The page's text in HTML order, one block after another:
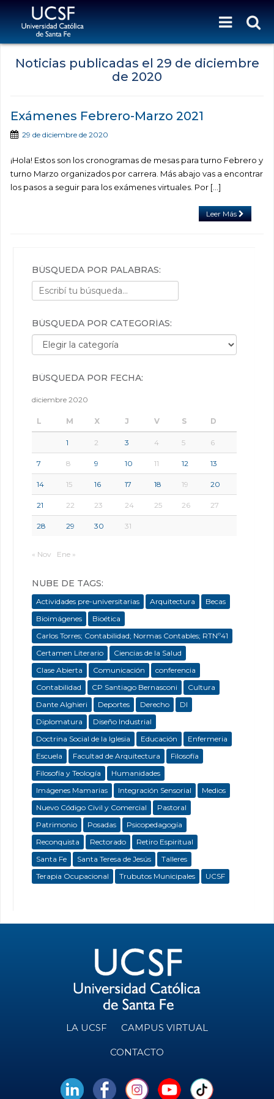
Noticias publicadas el 29 de diciembre
de 2020
Exámenes Febrero-Marzo 2021
29 de diciembre de 2020
¡Hola! Estos son los cronogramas de mesas para turno Febrero y
turno Marzo organizados por carrera. Más abajo vas a encontrar
los pasos a seguir para los exámenes virtuales. Por […]
Leer Más
BÚSQUEDA POR PALABRAS:
BÚSQUEDA POR CATEGORÍAS:
Búsqueda por categorías:
BÚSQUEDA POR FECHA:
diciembre 2020
L M X J V S D
1 2 3 4 5 6
7 8 9 10 11 12 13
14 15 16 17 18 19 20
21 22 23 24 25 26 27
28 29 30 31
« Nov Ene »
NUBE DE TAGS:
Actividades pre-universitarias Arquitectura
Becas
Bioimágenes
Bioética
Carlos Torres; Contabilidad; Normas Contables; RTNº41
Certamen Literario
Ciencias de la Salud
Clase Abierta
Comunicación
conferencia
Contabilidad
CP Santiago Bernasconi
Cultura
Dante Alghieri
Deportes Derecho
DI
Diplomatura
Diseño Industrial
Doctrina Social de la Iglesia
Educación
Enfermeria
Escuela
Facultad de Arquitectura
Filosofía
Filosofía y Teología
Humanidades
Imágenes Mamarias
Integración Sensorial
Medios
Nuevo Código Civil y Comercial
Pastoral
Patrimonio
Posadas
Psicopedagogía
Reconquista
Rectorado
Retiro Espiritual
Santa Fe
Santa Teresa de Jesús
Talleres
Terapia Ocupacional
Trubutos Municipales UCSF
LA UCSF CAMPUS VIRTUAL
CONTACTO